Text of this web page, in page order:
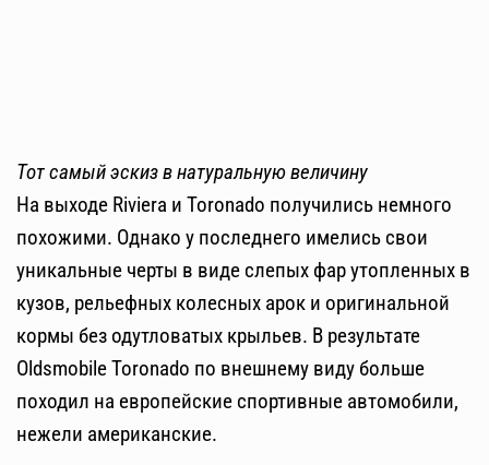
Тот самый эскиз в натуральную величину
На выходе Riviera и Toronado получились немного
похожими. Однако у последнего имелись свои
уникальные черты в виде слепых фар утопленных в
кузов, рельефных колесных арок и оригинальной
кормы без одутловатых крыльев. В результате
Oldsmobile Toronado по внешнему виду больше
походил на европейские спортивные автомобили,
нежели американские.